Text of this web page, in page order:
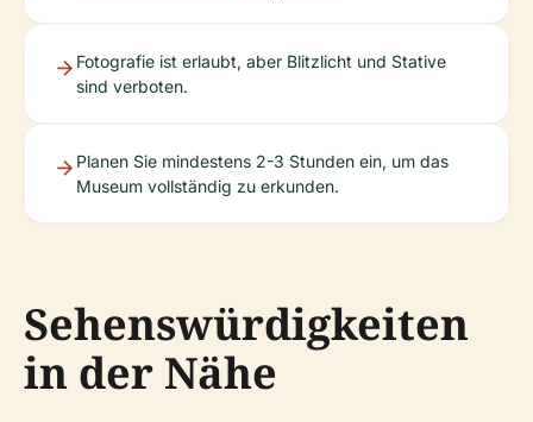
Fotografie ist erlaubt, aber Blitzlicht und Stative
sind verboten.
Planen Sie mindestens 2-3 Stunden ein, um das
Museum vollständig zu erkunden.
Sehenswürdigkeiten
in der Nähe